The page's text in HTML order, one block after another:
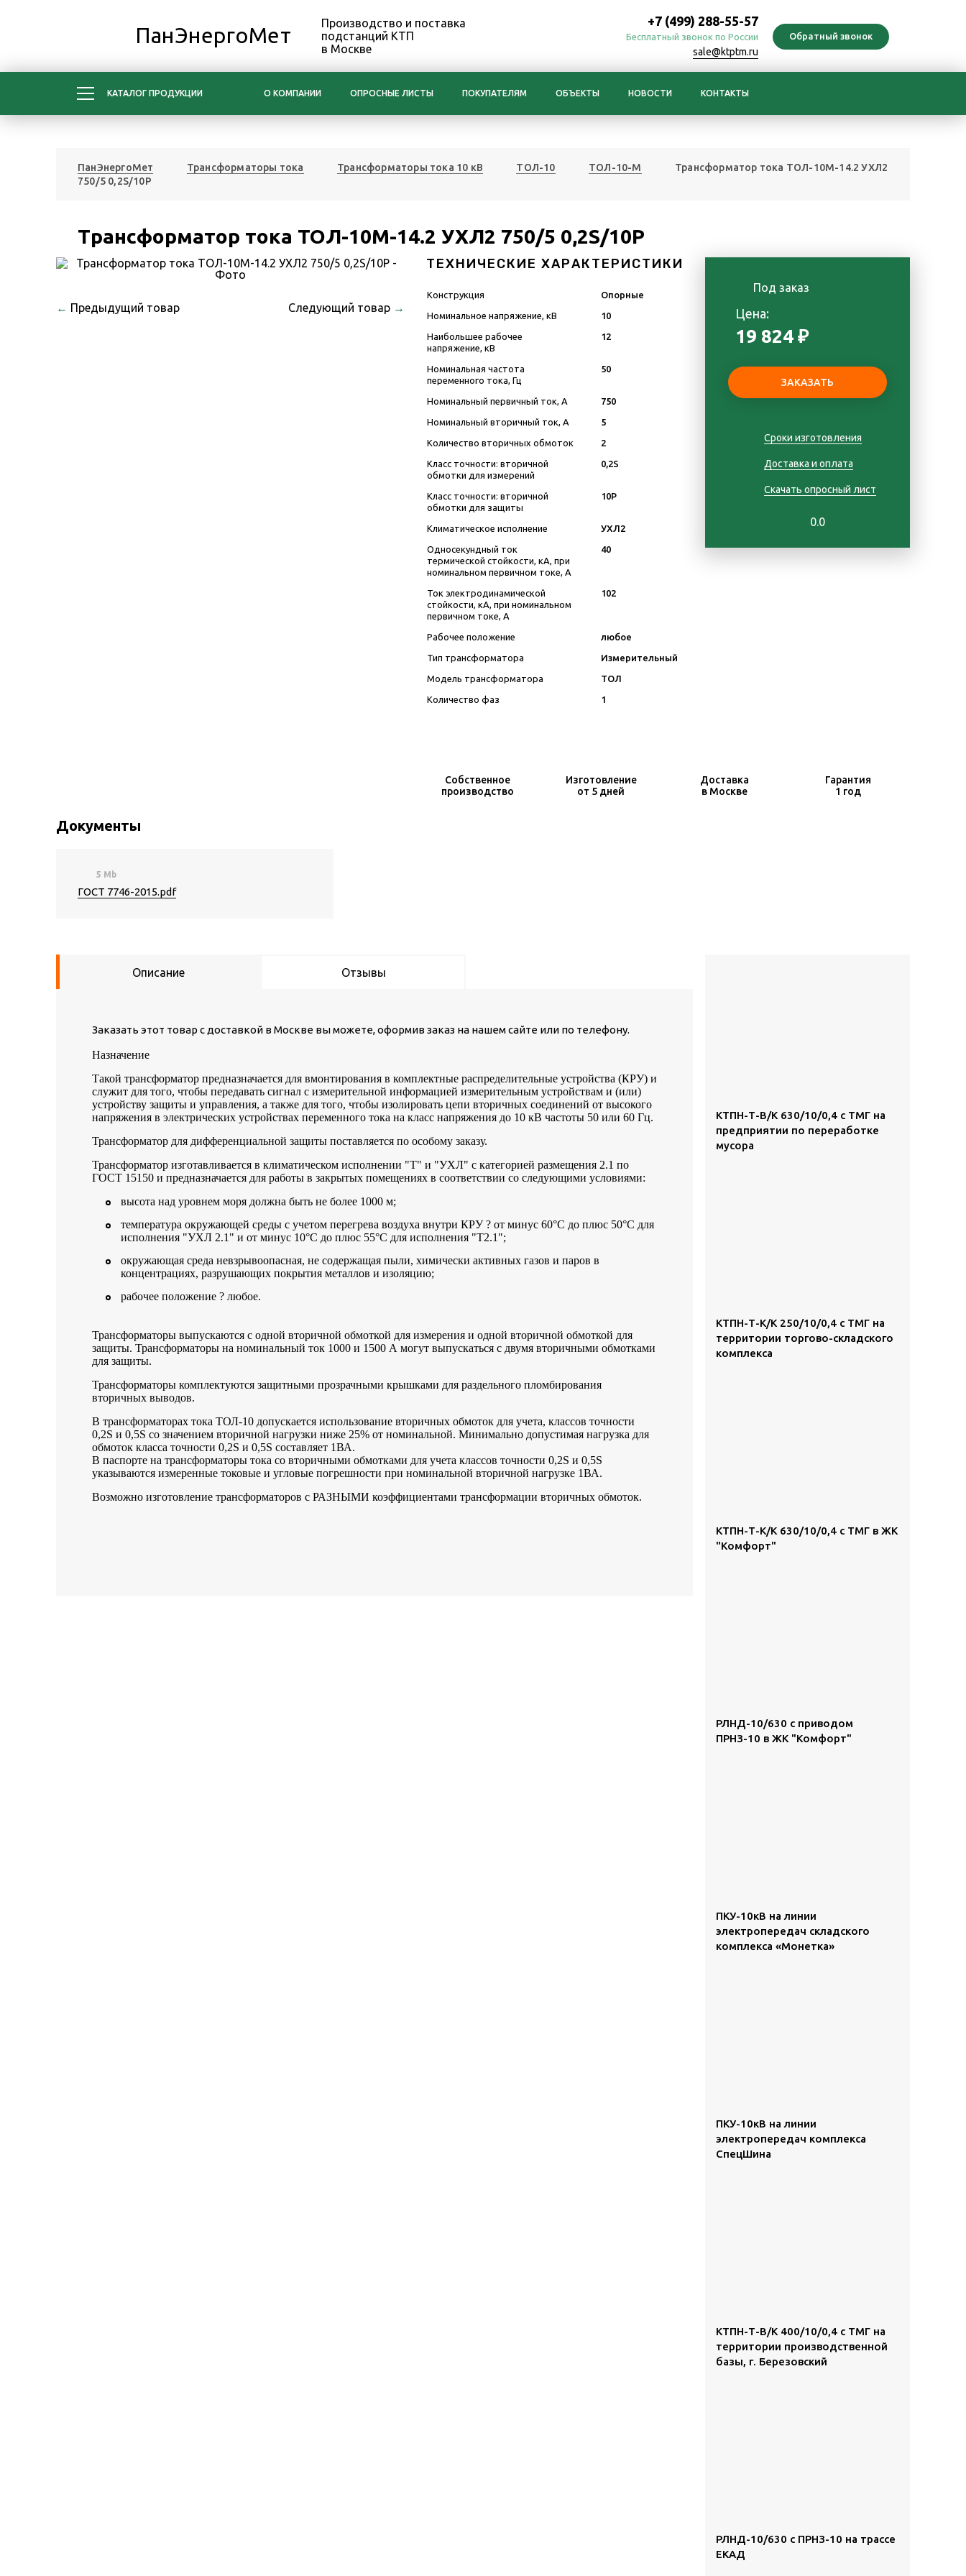
ПанЭнергоМет
Производство и поставка
подстанций КТП
в Москве
+7 (499) 288-55-57
Бесплатный звонок по России
sale@ktptm.ru
КАТАЛОГ ПРОДУКЦИИ О КОМПАНИИ ОПРОСНЫЕ ЛИСТЫ ПОКУПАТЕЛЯМ ОБЪЕКТЫ НОВОСТИ КОНТАКТЫ
ПанЭнергоМет Трансформаторы тока Трансформаторы тока 10 кВ ТОЛ-10 ТОЛ-10-М
Трансформатор тока ТОЛ-10М-14.2 УХЛ2
750/5 0,2S/10Р
Трансформатор тока ТОЛ-10М-14.2 УХЛ2 750/5 0,2S/10Р
← Предыдущий товар Следующий товар →
ТЕХНИЧЕСКИЕ ХАРАКТЕРИСТИКИ
Конструкция Опорные
Номинальное напряжение, кВ 10
Наибольшее рабочее
напряжение, кВ
12
Номинальная частота
переменного тока, Гц
50
Номинальный первичный ток, А 750
Номинальный вторичный ток, А 5
Количество вторичных обмоток 2
Класс точности: вторичной
обмотки для измерений
0,2S
Класс точности: вторичной
обмотки для защиты
10P
Климатическое исполнение УХЛ2
Односекундный ток
термической стойкости, кА, при
номинальном первичном токе, А
40
Ток электродинамической
стойкости, кА, при номинальном
первичном токе, А
102
Рабочее положение любое
Тип трансформатора Измерительный
Модель трансформатора ТОЛ
Количество фаз 1
Под заказ
Цена:
19 824 ₽
Сроки изготовления
Доставка и оплата
Скачать опросный лист
0.0
Собственное
производство
Изготовление
от 5 дней
Доставка
в Москве
Гарантия
1 год
Документы
5 Mb
ГОСТ 7746-2015.pdf
Описание Отзывы
Заказать этот товар с доставкой в Москве вы можете, оформив заказ на нашем сайте или по телефону.
Назначение
Такой трансформатор предназначается для вмонтирования в комплектные распределительные устройства (КРУ) и
служит для того, чтобы передавать сигнал с измерительной информацией измерительным устройствам и (или)
устройству защиты и управления, а также для того, чтобы изолировать цепи вторичных соединений от высокого
напряжения в электрических устройствах переменного тока на класс напряжения до 10 кВ частоты 50 или 60 Гц.
Трансформатор для дифференциальной защиты поставляется по особому заказу.
Трансформатор изготавливается в климатическом исполнении "Т" и "УХЛ" с категорией размещения 2.1 по
ГОСТ 15150 и предназначается для работы в закрытых помещениях в соответствии со следующими условиями:
высота над уровнем моря должна быть не более 1000 м;
температура окружающей среды с учетом перегрева воздуха внутри КРУ ? от минус 60°C до плюс 50°C для
исполнения "УХЛ 2.1" и от минус 10°C до плюс 55°C для исполнения "Т2.1";
окружающая среда невзрывоопасная, не содержащая пыли, химически активных газов и паров в
концентрациях, разрушающих покрытия металлов и изоляцию;
рабочее положение ? любое.
Трансформаторы выпускаются с одной вторичной обмоткой для измерения и одной вторичной обмоткой для
защиты. Трансформаторы на номинальный ток 1000 и 1500 А могут выпускаться с двумя вторичными обмотками
для защиты.
Трансформаторы комплектуются защитными прозрачными крышками для раздельного пломбирования
вторичных выводов.
В трансформаторах тока ТОЛ-10 допускается использование вторичных обмоток для учета, классов точности
0,2S и 0,5S со значением вторичной нагрузки ниже 25% от номинальной. Минимально допустимая нагрузка для
обмоток класса точности 0,2S и 0,5S составляет 1ВА.
В паспорте на трансформаторы тока со вторичными обмотками для учета классов точности 0,2S и 0,5S
указываются измеренные токовые и угловые погрешности при номинальной вторичной нагрузке 1ВА.
Возможно изготовление трансформаторов с РАЗНЫМИ коэффициентами трансформации вторичных обмоток.
КТПН-Т-В/К 630/10/0,4 с ТМГ на
предприятии по переработке
мусора
КТПН-Т-К/К 250/10/0,4 с ТМГ на
территории торгово-складского
комплекса
КТПН-Т-К/К 630/10/0,4 с ТМГ в ЖК
"Комфорт"
РЛНД-10/630 с приводом
ПРНЗ-10 в ЖК "Комфорт"
ПКУ-10кВ на линии
электропередач складского
комплекса «Монетка»
ПКУ-10кВ на линии
электропередач комплекса
СпецШина
КТПН-Т-В/К 400/10/0,4 с ТМГ на
территории производственной
базы, г. Березовский
РЛНД-10/630 с ПРНЗ-10 на трассе
ЕКАД